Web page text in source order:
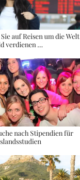
auf Reisen um die Welt
verdienen …
nach Stipendien für